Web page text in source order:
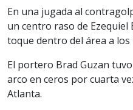
En una jugada al
un centro raso de
toque dentro del área a los
El portero Brad Guzan
arco en ceros por cuarta
Atlanta.